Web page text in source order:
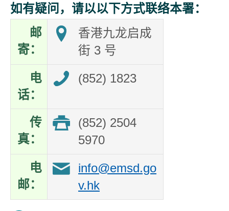
如有疑问，请以以下方式联络本署：
邮
寄：
香港九龙启成
街 3 号
电
话：
(852) 1823
传
真：
(852) 2504
5970
电
邮：
info@emsd.go
v.hk